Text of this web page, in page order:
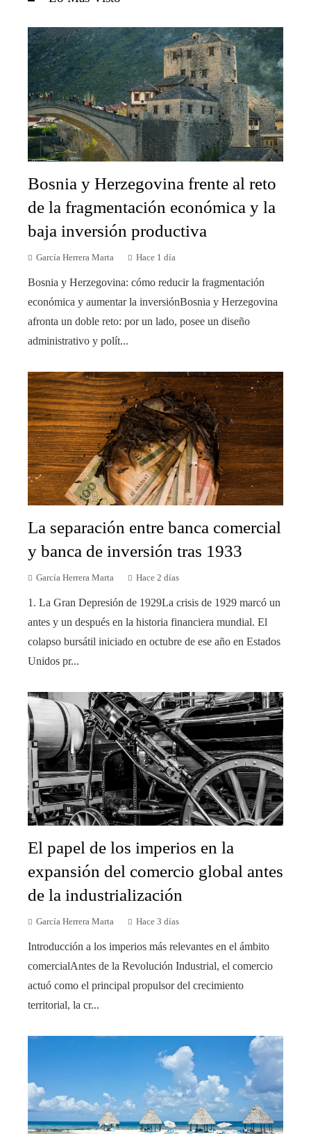
Bosnia y Herzegovina frente al reto
de la fragmentación económica y la
baja inversión productiva
García Herrera Marta Hace 1 día
Bosnia y Herzegovina: cómo reducir la fragmentación
económica y aumentar la inversiónBosnia y Herzegovina
afronta un doble reto: por un lado, posee un diseño
administrativo y polít...
La separación entre banca comercial
y banca de inversión tras 1933
García Herrera Marta Hace 2 días
1. La Gran Depresión de 1929La crisis de 1929 marcó un
antes y un después en la historia financiera mundial. El
colapso bursátil iniciado en octubre de ese año en Estados
Unidos pr...
El papel de los imperios en la
expansión del comercio global antes
de la industrialización
García Herrera Marta Hace 3 días
Introducción a los imperios más relevantes en el ámbito
comercialAntes de la Revolución Industrial, el comercio
actuó como el principal propulsor del crecimiento
territorial, la cr...